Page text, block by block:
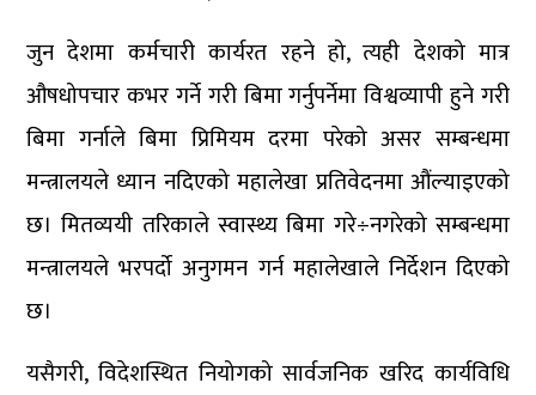
जुन देशमा कर्मचारी कार्यरत रहने हो, त्यही देशको मात्र
औषधोपचार कभर गर्ने गरी बिमा गर्नुपर्नेमा विश्वव्यापी हुने गरी
बिमा गर्नाले बिमा प्रिमियम दरमा परेको असर सम्बन्धमा
मन्त्रालयले ध्यान नदिएको महालेखा प्रतिवेदनमा औंल्याइएको
छ। मितव्ययी तरिकाले स्वास्थ्य बिमा गरे÷नगरेको सम्बन्धमा
मन्त्रालयले भरपर्दो अनुगमन गर्न महालेखाले निर्देशन दिएको
छ।
यसैगरी, विदेशस्थित नियोगको सार्वजनिक खरिद कार्यविधि